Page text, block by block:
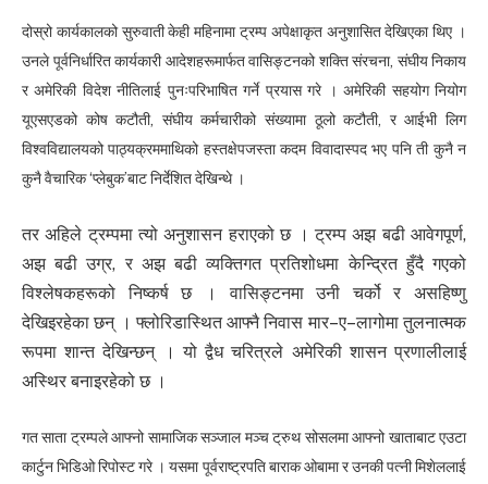
दोस्रो कार्यकालको सुरुवाती केही महिनामा ट्रम्प अपेक्षाकृत अनुशासित देखिएका थिए ।
उनले पूर्वनिर्धारित कार्यकारी आदेशहरूमार्फत वासिङ्टनको शक्ति संरचना, संघीय निकाय
र अमेरिकी विदेश नीतिलाई पुनःपरिभाषित गर्ने प्रयास गरे । अमेरिकी सहयोग नियोग
यूएसएडको कोष कटौती, संघीय कर्मचारीको संख्यामा ठूलो कटौती, र आईभी लिग
विश्वविद्यालयको पाठ्यक्रममाथिको हस्तक्षेपजस्ता कदम विवादास्पद भए पनि ती कुनै न
कुनै वैचारिक ‘प्लेबुक’बाट निर्देशित देखिन्थे ।
तर अहिले ट्रम्पमा त्यो अनुशासन हराएको छ । ट्रम्प अझ बढी आवेगपूर्ण,
अझ बढी उग्र, र अझ बढी व्यक्तिगत प्रतिशोधमा केन्द्रित हुँदै गएको
विश्लेषकहरूको निष्कर्ष छ । वासिङ्टनमा उनी चर्को र असहिष्णु
देखिइरहेका छन् । फ्लोरिडास्थित आफ्नै निवास मार–ए–लागोमा तुलनात्मक
रूपमा शान्त देखिन्छन् । यो द्वैध चरित्रले अमेरिकी शासन प्रणालीलाई
अस्थिर बनाइरहेको छ ।
गत साता ट्रम्पले आफ्नो सामाजिक सञ्जाल मञ्च ट्रुथ सोसलमा आफ्नो खाताबाट एउटा
कार्टुन भिडिओ रिपोस्ट गरे । यसमा पूर्वराष्ट्रपति बाराक ओबामा र उनकी पत्नी मिशेललाई